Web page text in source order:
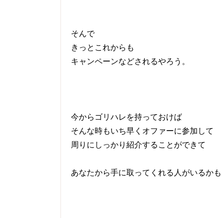
そんで
きっとこれからも
キャンペーンなどされるやろう。
今からゴリハレを持っておけば
そんな時もいち早くオファーに参加して
周りにしっかり紹介することができて
あなたから手に取ってくれる人がいるか